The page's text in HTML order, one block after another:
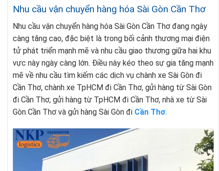
Nhu cầu vận chuyển hàng hóa Sài Gòn Cần Thơ
Nhu cầu vận chuyển hàng hóa Sài Gòn Cần Thơ đang ngày
càng tăng cao, đặc biệt là trong bối cảnh thương mại điện
tử phát triển mạnh mẽ và nhu cầu giao thương giữa hai khu
vực này ngày càng lớn. Điều này kéo theo sự gia tăng mạnh
mẽ về nhu cầu tìm kiếm các dịch vụ chành xe Sài Gòn đi
Cần Thơ, chành xe TpHCM đi Cần Thơ, gửi hàng từ Sài Gòn
đi Cần Thơ, gửi hàng từ TpHCM đi Cần Thơ, nhà xe từ Sài
Gòn Cần Thơ và gửi hàng Sài Gòn đi Cần Thơ.